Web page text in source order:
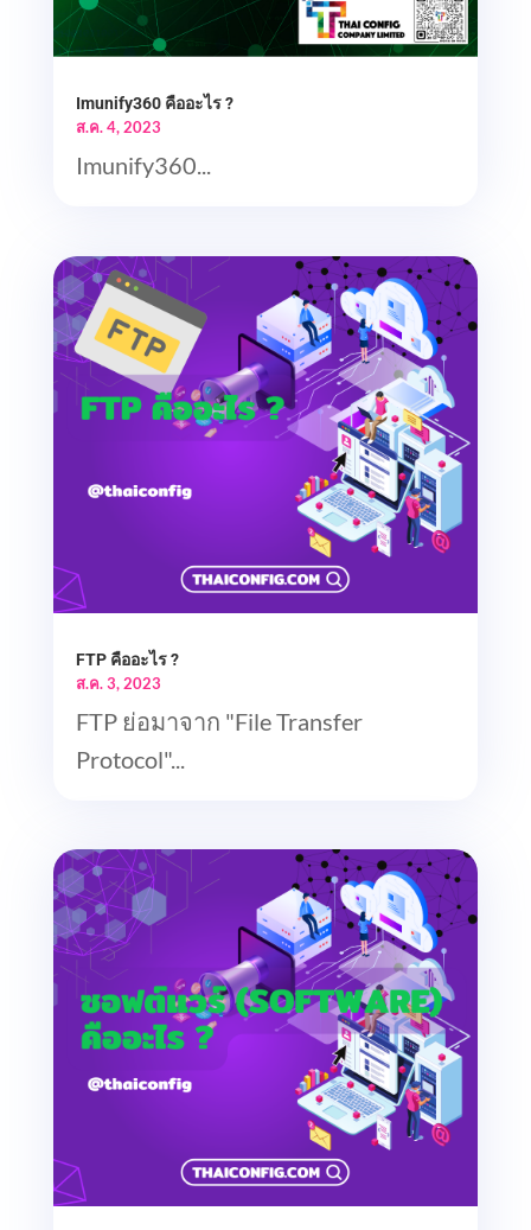
Imunify360 คืออะไร ?
ส.ค. 4, 2023
Imunify360...
FTP คืออะไร ?
ส.ค. 3, 2023
FTP ย่อมาจาก "File Transfer
Protocol"...